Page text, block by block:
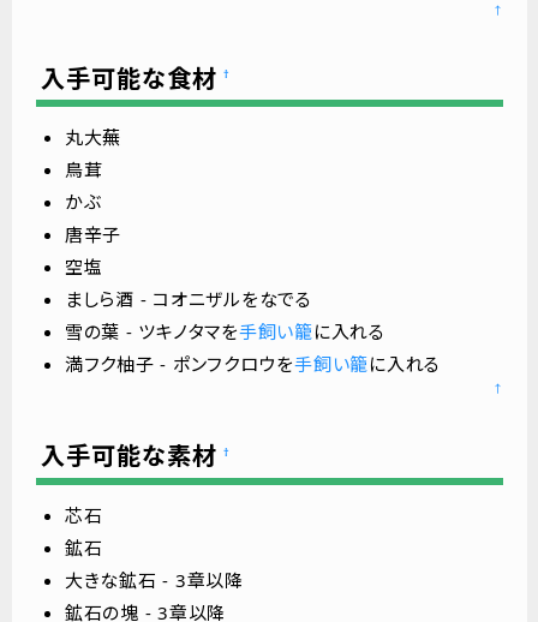
↑
入手可能な食材 †
丸大蕪
鳥茸
かぶ
唐辛子
空塩
ましら酒 - コオニザルをなでる
雪の葉 - ツキノタマを手飼い籠に入れる
満フク柚子 - ポンフクロウを手飼い籠に入れる
↑
入手可能な素材 †
芯石
鉱石
大きな鉱石 - 3章以降
鉱石の塊 - 3章以降